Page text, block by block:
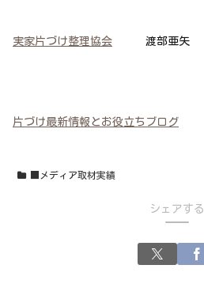
実家片づけ整理協会 渡部亜矢
片づけ最新情報とお役立ちブログ
■メディア取材実績
シェアする